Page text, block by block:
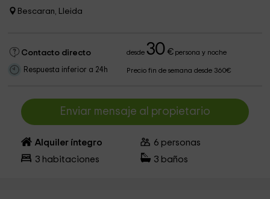
Bescaran, Lleida
Contacto directo desde30 €persona y noche
Respuesta inferior a 24h Precio fin de semana desde 360€
Enviar mensaje al propietario
Alquiler íntegro 6 personas
3 habitaciones 3 baños